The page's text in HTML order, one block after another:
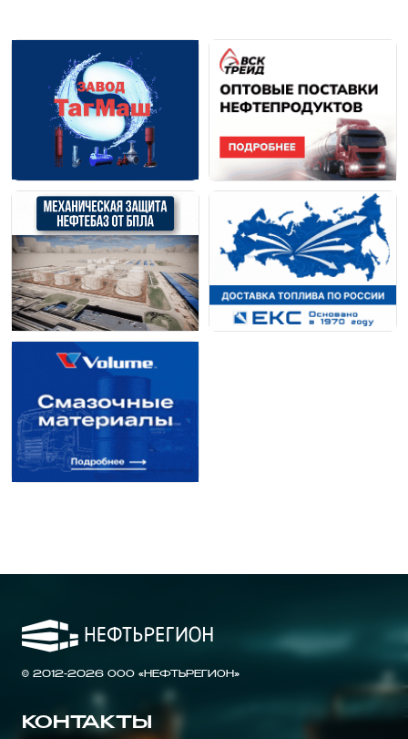
© 2012-2026 ООО «НЕФТЬРЕГИОН»
КОНТАКТЫ